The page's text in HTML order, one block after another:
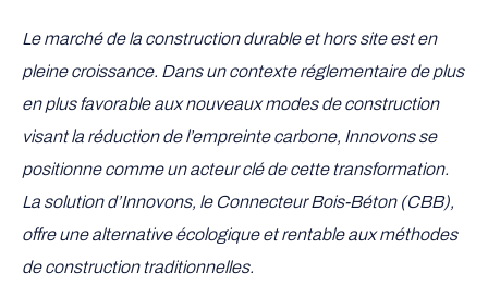
Le marché de la construction durable et hors site est en
pleine croissance. Dans un contexte réglementaire de plus
en plus favorable aux nouveaux modes de construction
visant la réduction de l’empreinte carbone, Innovons se
positionne comme un acteur clé de cette transformation.
La solution d’Innovons, le Connecteur Bois-Béton (CBB),
offre une alternative écologique et rentable aux méthodes
de construction traditionnelles.